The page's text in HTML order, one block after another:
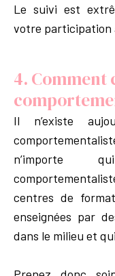
Le suivi est
votre participation
4. Comment
Il n’existe
n’importe
centres de
enseignées par
dans le milieu et